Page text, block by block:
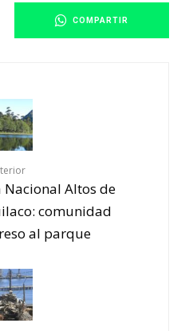
COMPARTIR
Nacional Altos de
comunidad
al parque